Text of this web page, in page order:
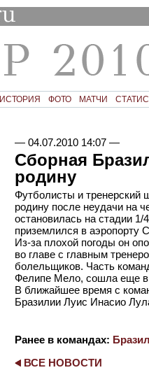
ИСТОРИЯ ФОТО МАТЧИ
— 04.07.2010 14:07—
Сборная
родину
Футболисты и тренерский
родину после неудачи на
остановилась на стадии
приземлился в аэропорту
Из-за плохой погоды он
во главе с главным
болельщиков. Часть
Фелипе Мело, сошла еще
В ближайшее время с
Бразилии Луис Инасио
Ранее в командах:
ВСЕ НОВОСТИ